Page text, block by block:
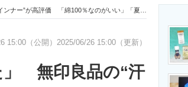
経営リーダーのコミュ
評価 「綿100％なのがいい」「夏はこれがないと困る」
15:00（公開） 2025/06/26 15:00（更新）
」 無印良品の“汗